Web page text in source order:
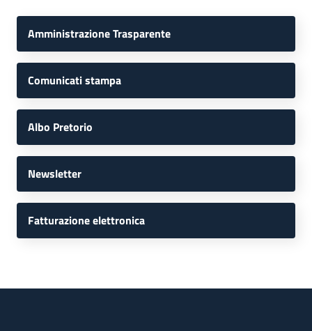
Amministrazione Trasparente
Comunicati stampa
Albo Pretorio
Newsletter
Fatturazione elettronica